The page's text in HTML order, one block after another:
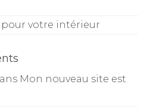
pour votre intérieur
Mon nouveau site est